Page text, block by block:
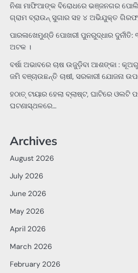
ନିଶା ମାଫିଆଙ୍କ ବିରୋଧରେ ଭଞ୍ଜନଗର
ଗ୍ରାମ ବ୍ରାଉନ୍ ସୁଗାର ସହ ୪ ଅଭିଯୁକ୍ତ
ପାରଳାଖେମୁଣ୍ଡି ପୋଖରୀ ପୁନରୁଦ୍ଧାର
ଅଟକ ।
ବର୍ଷା ଅଭାବରେ ଚାଷ ଉଜୁଡ଼ିବା ଆଶଙ୍କା :
ଜମି ବଞ୍ଚାଉଛନ୍ତି ଚାଷୀ, ସରକାରୀ ଯୋଜନା
ହଠାତ୍‌ ଟାୟାର ହେଲା ବ୍ଲାଷ୍ଟ, ଘାଟିରେ ଓଲଟି
ଘଟଣାସ୍ଥଳରେ…
Archives
August 2026
July 2026
June 2026
May 2026
April 2026
March 2026
February 2026